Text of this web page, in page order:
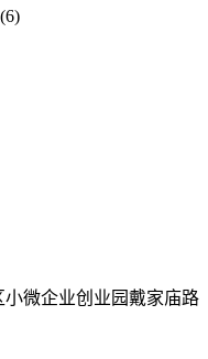
(6)
微企业创业园戴家庙路